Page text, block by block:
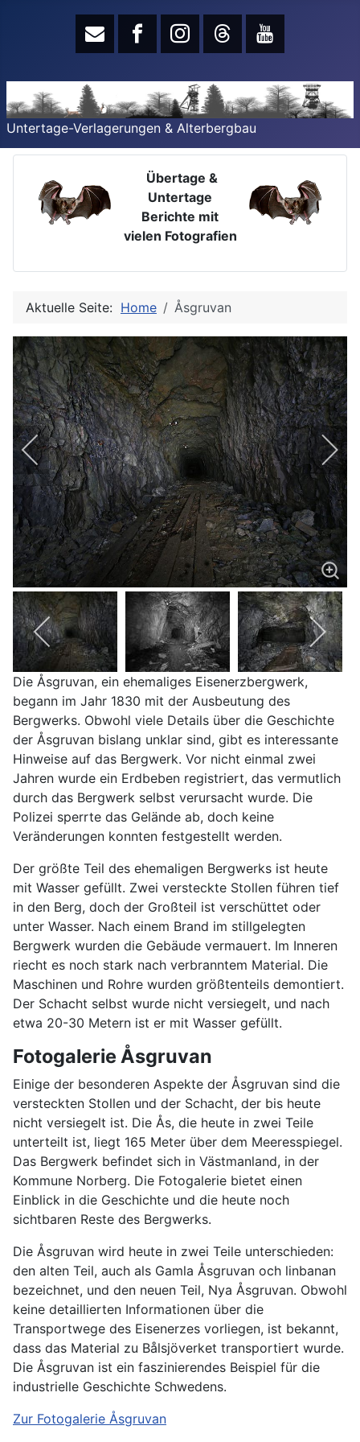
Untertage-Verlagerungen & Alterbergbau
Übertage &
Untertage
Berichte mit
vielen Fotografien
Aktuelle Seite: Home Åsgruvan
Die Åsgruvan, ein ehemaliges Eisenerzbergwerk,
begann im Jahr 1830 mit der Ausbeutung des
Bergwerks. Obwohl viele Details über die Geschichte
der Åsgruvan bislang unklar sind, gibt es interessante
Hinweise auf das Bergwerk. Vor nicht einmal zwei
Jahren wurde ein Erdbeben registriert, das vermutlich
durch das Bergwerk selbst verursacht wurde. Die
Polizei sperrte das Gelände ab, doch keine
Veränderungen konnten festgestellt werden.
Der größte Teil des ehemaligen Bergwerks ist heute
mit Wasser gefüllt. Zwei versteckte Stollen führen tief
in den Berg, doch der Großteil ist verschüttet oder
unter Wasser. Nach einem Brand im stillgelegten
Bergwerk wurden die Gebäude vermauert. Im Inneren
riecht es noch stark nach verbranntem Material. Die
Maschinen und Rohre wurden größtenteils demontiert.
Der Schacht selbst wurde nicht versiegelt, und nach
etwa 20-30 Metern ist er mit Wasser gefüllt.
Fotogalerie Åsgruvan
Einige der besonderen Aspekte der Åsgruvan sind die
versteckten Stollen und der Schacht, der bis heute
nicht versiegelt ist. Die Ås, die heute in zwei Teile
unterteilt ist, liegt 165 Meter über dem Meeresspiegel.
Das Bergwerk befindet sich in Västmanland, in der
Kommune Norberg. Die Fotogalerie bietet einen
Einblick in die Geschichte und die heute noch
sichtbaren Reste des Bergwerks.
Die Åsgruvan wird heute in zwei Teile unterschieden:
den alten Teil, auch als Gamla Åsgruvan och linbanan
bezeichnet, und den neuen Teil, Nya Åsgruvan. Obwohl
keine detaillierten Informationen über die
Transportwege des Eisenerzes vorliegen, ist bekannt,
dass das Material zu Bålsjöverket transportiert wurde.
Die Åsgruvan ist ein faszinierendes Beispiel für die
industrielle Geschichte Schwedens.
Zur Fotogalerie Åsgruvan